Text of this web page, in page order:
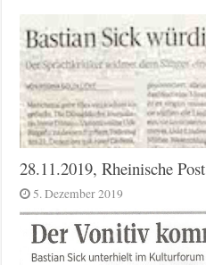
28.11.2019, Rheinische Post
5. Dezember 2019